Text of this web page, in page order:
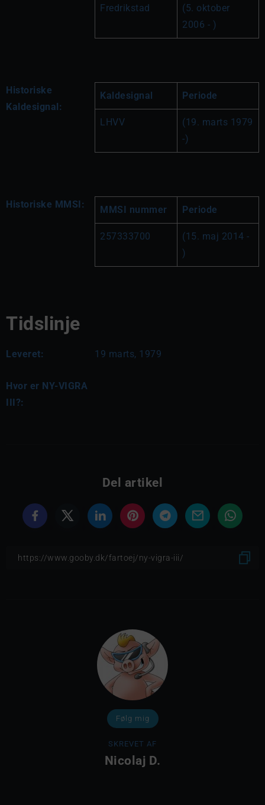
Fredrikstad
(5. oktober
2006 - )
Historiske
Kaldesignal:
Kaldesignal Periode
LHVV
(19. marts 1979
-)
Historiske MMSI: MMSI nummer Periode
257333700
(15. maj 2014 -
)
Tidslinje
Leveret: 19 marts, 1979
Hvor er NY-VIGRA
III?:
Del artikel
Følg mig
SKREVET AF
Nicolaj D.